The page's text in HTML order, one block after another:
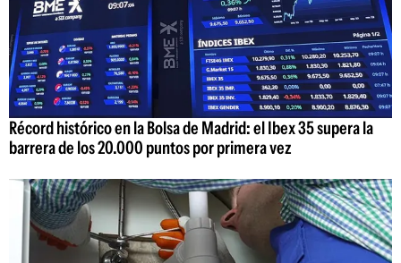
Récord histórico en la Bolsa de Madrid: el Ibex 35 supera la
barrera de los 20.000 puntos por primera vez